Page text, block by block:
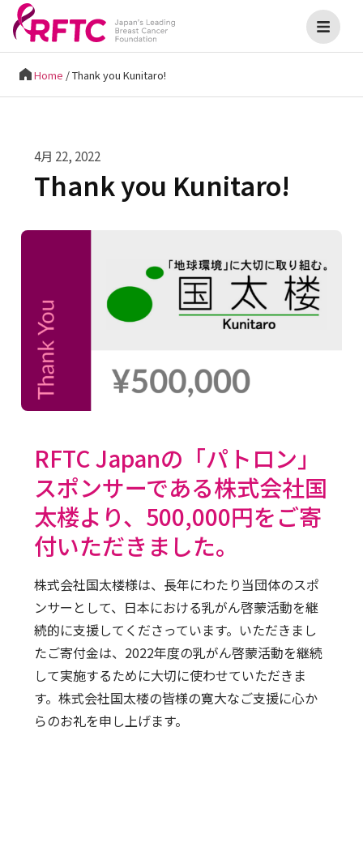
Home /Thank you Kunitaro!
4月 22, 2022
Thank you Kunitaro!
RFTC Japanの「パトロン」
スポンサーである株式会社国
太楼より、500,000円をご寄
付いただきました。
株式会社国太楼様は、長年にわたり当団体のスポ
ンサーとして、日本における乳がん啓蒙活動を継
続的に支援してくださっています。いただきまし
たご寄付金は、2022年度の乳がん啓蒙活動を継続
して実施するために大切に使わせていただきま
す。株式会社国太楼の皆様の寛大なご支援に心か
らのお礼を申し上げます。